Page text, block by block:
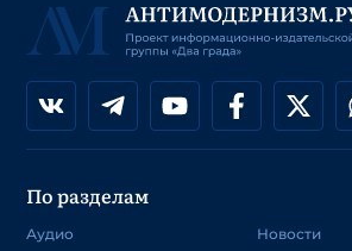
По разделам
Аудио
Новости